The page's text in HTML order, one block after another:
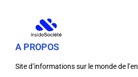
A PROPOS
Site d’informations sur le monde de